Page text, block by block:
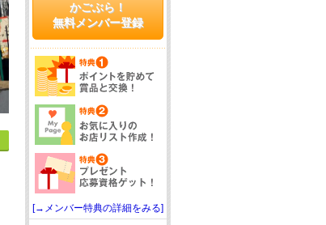
かごぶら！
無料メンバー登録
[→メンバー特典の詳細をみる]